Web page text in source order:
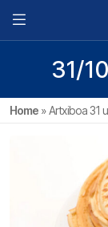
31/
Home »Artxiboa 31